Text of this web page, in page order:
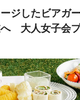
ジしたビアガ
へ 大人女子会